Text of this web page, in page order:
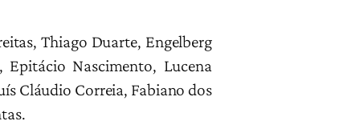
Thiago Duarte, Engelberg
Epitácio Nascimento, Lucena
Cláudio Correia, Fabiano dos